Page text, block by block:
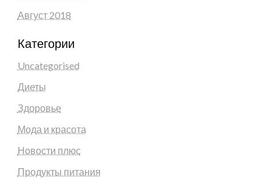
Август 2018
Категории
Uncategorised
Диеты
Здоровье
Мода и красота
Новости плюс
Продукты питания